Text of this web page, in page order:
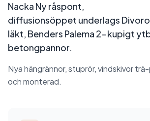
Nacka Ny råspont,
diffusionsöppet underlags
läkt, Benders Palema 2-kupigt
betongpannor.
Nya hängrännor, stuprör, vindskivor
och monterad.